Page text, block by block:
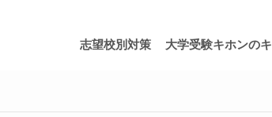
志望校別対策 大学受験キホンのキ